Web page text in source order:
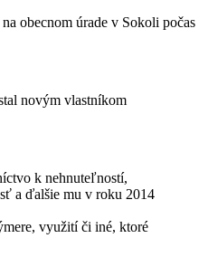
obecnom úrade v Sokoli počas
novým vlastníkom
k nehnuteľností,
a ďalšie mu v roku 2014
využití či iné, ktoré